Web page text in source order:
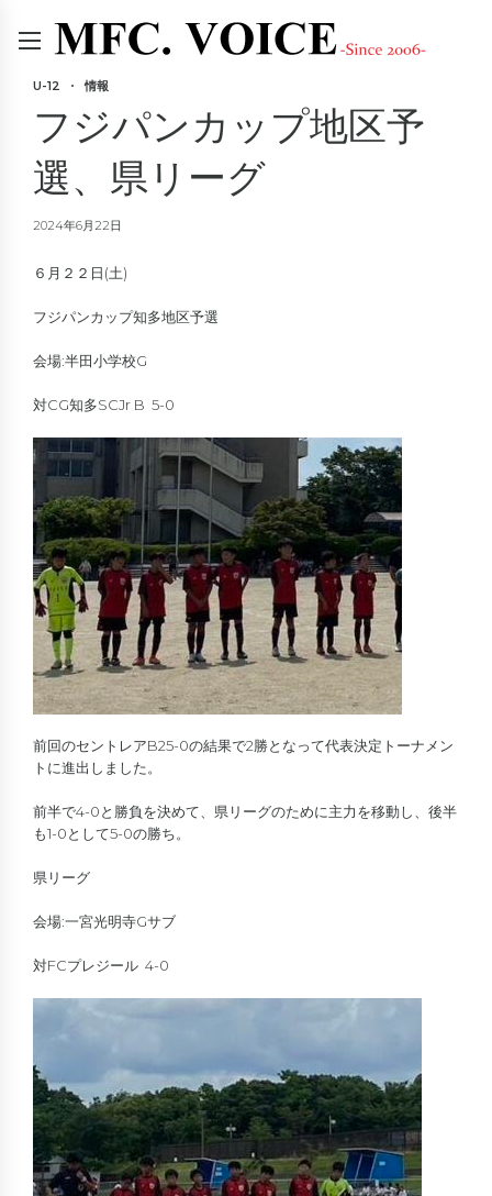
U-12 情報
フジパンカップ地区予
選、県リーグ
2024年6月22日
６月２２日(土)
フジパンカップ知多地区予選
会場:半田小学校G
対CG知多SCJr B 5-0
前回のセントレアB25-0の結果で2勝となって代表決定トーナメン
トに進出しました。
前半で4-0と勝負を決めて、県リーグのために主力を移動し、後半
も1-0として5-0の勝ち。
県リーグ
会場:一宮光明寺Gサブ
対FCプレジール 4-0